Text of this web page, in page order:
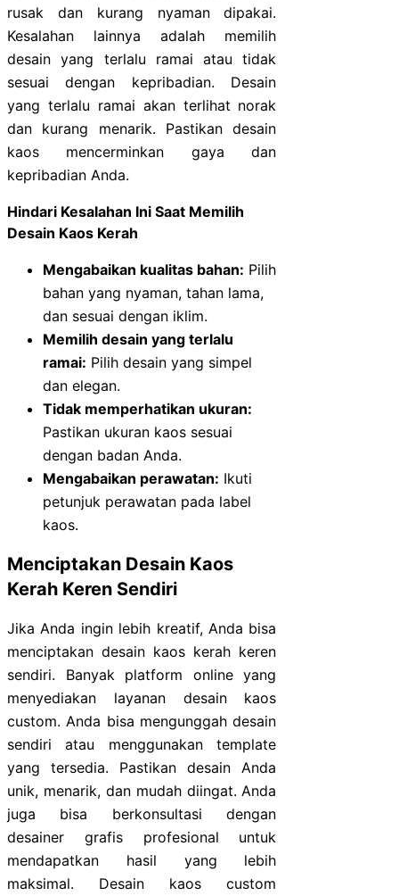
rusak dan kurang nyaman dipakai.
Kesalahan lainnya adalah memilih
desain yang terlalu ramai atau tidak
sesuai dengan kepribadian. Desain
yang terlalu ramai akan terlihat norak
dan kurang menarik. Pastikan desain
kaos mencerminkan gaya dan
kepribadian Anda.
Hindari Kesalahan Ini Saat Memilih
Desain Kaos Kerah
Mengabaikan kualitas bahan: Pilih
bahan yang nyaman, tahan lama,
dan sesuai dengan iklim.
Memilih desain yang terlalu
ramai: Pilih desain yang simpel
dan elegan.
Tidak memperhatikan ukuran:
Pastikan ukuran kaos sesuai
dengan badan Anda.
Mengabaikan perawatan: Ikuti
petunjuk perawatan pada label
kaos.
Menciptakan Desain Kaos
Kerah Keren Sendiri
Jika Anda ingin lebih kreatif, Anda bisa
menciptakan desain kaos kerah keren
sendiri. Banyak platform online yang
menyediakan layanan desain kaos
custom. Anda bisa mengunggah desain
sendiri atau menggunakan template
yang tersedia. Pastikan desain Anda
unik, menarik, dan mudah diingat. Anda
juga bisa berkonsultasi dengan
desainer grafis profesional untuk
mendapatkan hasil yang lebih
maksimal. Desain kaos custom